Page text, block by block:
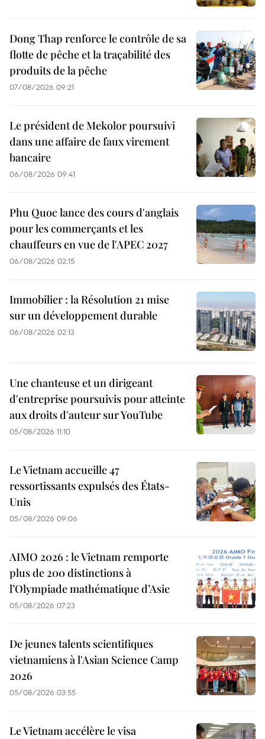
Dong Thap renforce le contrôle de sa
flotte de pêche et la traçabilité des
produits de la pêche
07/08/2026 09:21
Le président de Mekolor poursuivi
dans une affaire de faux virement
bancaire
06/08/2026 09:41
Phu Quoc lance des cours d'anglais
pour les commerçants et les
chauffeurs en vue de l'APEC 2027
06/08/2026 02:15
Immobilier : la Résolution 21 mise
sur un développement durable
06/08/2026 02:13
Une chanteuse et un dirigeant
d'entreprise poursuivis pour atteinte
aux droits d'auteur sur YouTube
05/08/2026 11:10
Le Vietnam accueille 47
ressortissants expulsés des États-
Unis
05/08/2026 09:06
AIMO 2026 : le Vietnam remporte
plus de 200 distinctions à
l’Olympiade mathématique d’Asie
05/08/2026 07:23
De jeunes talents scientifiques
vietnamiens à l'Asian Science Camp
2026
05/08/2026 03:55
Le Vietnam accélère le visa